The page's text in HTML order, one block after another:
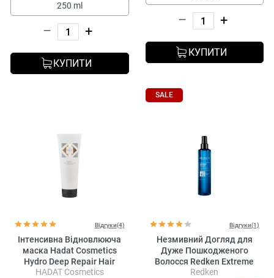
250 ml
– +
КУПИТИ
– +
КУПИТИ
Відгуки(4)
Інтенсивна Відновлююча
маска Hadat Cosmetics
Hydro Deep Repair Hair
HADAT Cosmetics
SALE
Відгуки(1)
Незмивний Догляд для
Дуже Пошкодженого
Волосся Redken Extreme
Anti-Snap Leave-in Treatment
Redken